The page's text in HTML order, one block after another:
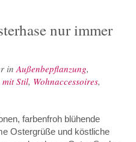
nur immer
in Außenbepflanzung,
mit Stil, Wohnaccessoires,
farbenfroh blühende
Ostergrüße und köstliche